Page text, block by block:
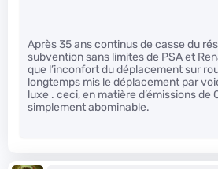
Après 35 ans continus de casse du
subvention sans limites de PSA et
que l’inconfort du déplacement sur
longtemps mis le déplacement par
luxe . ceci, en matière d’émissions de
simplement abominable.